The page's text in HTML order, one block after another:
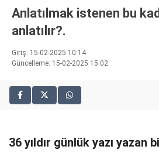
siteler
deneme
bonusu
siteler
2025
bonusu
veren
giriş
Anlatılmak istenen bu
anlatılır?.
Giriş: 15-02-2025 10:14
Güncelleme: 15-02-2025 15:02
36 yıldır günlük yazı yazan